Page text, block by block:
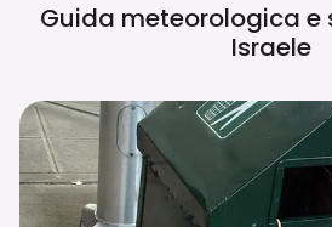
Guida meteorologica e
Israele